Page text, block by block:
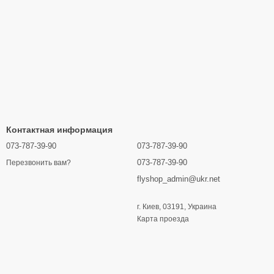
Контактная информация
073-787-39-90
Перезвонить вам?
073-787-39-90
073-787-39-90
flyshop_admin@ukr.net
г. Киев, 03191, Украина
Карта проезда